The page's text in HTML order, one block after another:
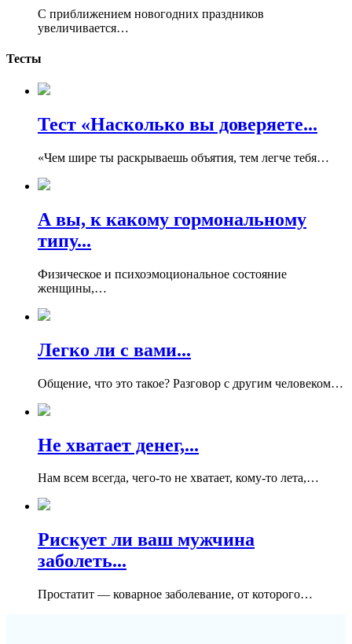
С приближением новогодних праздников
увеличивается…
Тесты
Тест «Насколько вы доверяете...
«Чем шире ты раскрываешь объятия, тем легче тебя…
А вы, к какому гормональному
типу...
Физическое и психоэмоциональное состояние
женщины,…
Легко ли с вами...
Общение, что это такое? Разговор с другим человеком…
Не хватает денег,...
Нам всем всегда, чего-то не хватает, кому-то лета,…
Рискует ли ваш мужчина
заболеть...
Простатит — коварное заболевание, от которого…